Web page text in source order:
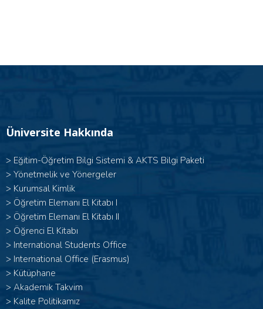
Üniversite Hakkında
> Eğitim-Öğretim Bilgi Sistemi & AKTS Bilgi Paketi
> Yönetmelik ve Yönergeler
> Kurumsal Kimlik
> Öğretim Elemanı El Kitabı I
> Öğretim Elemanı El Kitabı II
> Öğrenci El Kitabı
> International Students Office
> International Office (Erasmus)
> Kütüphane
> Akademik Takvim
> Kalite Politikamız